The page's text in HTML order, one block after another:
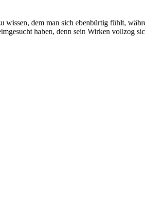
wissen, dem man sich ebenbürtig fühlt,
haben, denn sein Wirken vollzog